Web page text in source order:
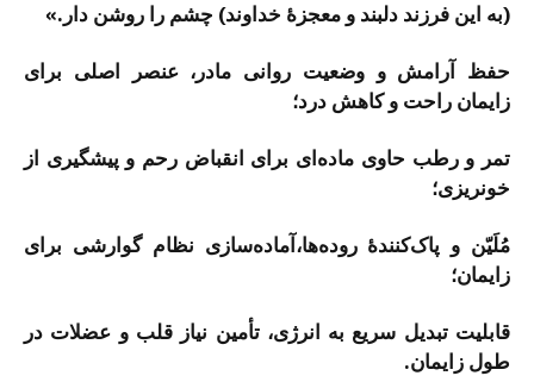
(به این فرزند دلبند و معجزۀ خداوند) چشم را روشن دار.»
حفظ آرامش و وضعیت روانی مادر، عنصر اصلی برای
زایمان راحت و کاهش درد؛
تمر و رطب حاوی ماده‌ای برای انقباض رحم و پیشگیری از
خونریزی؛
مُلَیّن و پاک‌کنندۀ روده‌ها،آماده‌سازی نظام گوارشی برای
زایمان؛
قابلیت تبدیل سریع به انرژی، تأمین نیاز قلب و عضلات در
طول زایمان.